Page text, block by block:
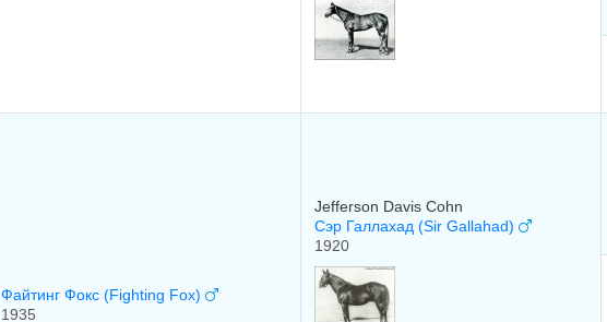
Файтинг Фокс (Fighting Fox)
1935
Jefferson Davis Cohn
Сэр Галлахад (Sir Gallahad)
1920